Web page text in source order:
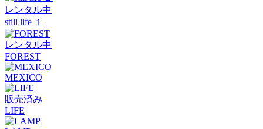
レンタル中
still life １
レンタル中
FOREST
MEXICO
販売済み
LIFE